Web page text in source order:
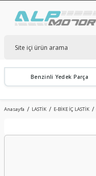
Benzinli Yedek Parça
Anasayfa LASTİK E-BİKE İÇ LASTİK